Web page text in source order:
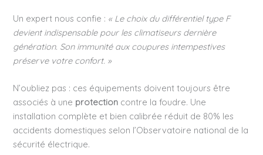
Un expert nous confie : « Le choix du différentiel type F
devient indispensable pour les climatiseurs dernière
génération. Son immunité aux coupures intempestives
préserve votre confort. »
N’oubliez pas : ces équipements doivent toujours être
associés à une protection contre la foudre. Une
installation complète et bien calibrée réduit de 80% les
accidents domestiques selon l’Observatoire national de la
sécurité électrique.